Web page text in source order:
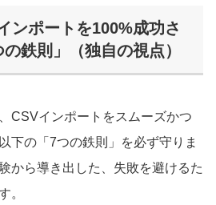
ンポートを100%成功さ
鉄則」（独自の視点）
CSVインポートをスムーズかつ
下の「7つの鉄則」を必ず守りま
から導き出した、失敗を避けるた
。